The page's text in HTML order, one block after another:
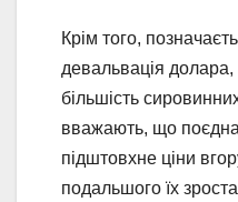
Крім того,
девальвація
більшість
вважають, що
підштовхне ціни
подальшого їх